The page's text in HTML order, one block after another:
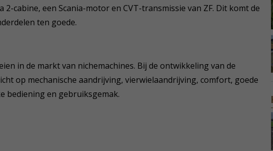
2-cabine, een Scania-motor en CVT-transmissie van ZF. Dit komt de
ten goede.
in de markt van nichemachines. Bij de ontwikkeling van de
op mechanische aandrijving, vierwielaandrijving, comfort, goede
bediening en gebruiksgemak.